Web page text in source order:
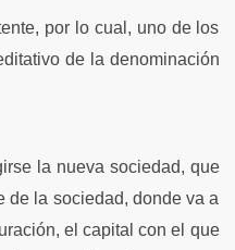
por lo cual, uno de los
de la denominación
la nueva sociedad, que
de la sociedad, donde va a
el capital con el que